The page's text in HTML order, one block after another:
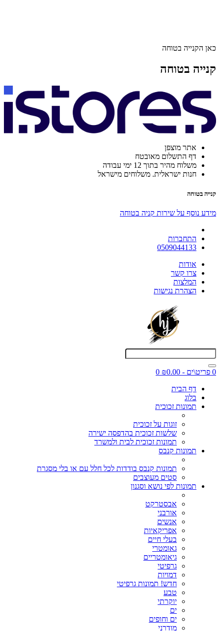
כאן הקנייה בטוחה
קנייה בטוחה
אתר מוצפן
דף התשלום מאובטח
משלוח מהיר בתוך 12 ימי עבודה
חנות ישראלית. משלוחים מישראל
קנייה בטוחה
מידע נוסף על שירות קניה בטוחה
התחברות
0509044133
אודות
צרו קשר
המלצות
הצהרת נגישות
0 פריט\ים - ₪0.00
0
דף הבית
בלוג
תמונות זכוכית
זוגות על זכוכית
שלשות זכוכית בהדפסה ישירה
תמונות זכוכית לבית ולמשרד
תמונות קנבס
תמונות קנבס בודדות לכל חלל עם או בלי מסגרת
סטים מעוצבים
תמונות לפי נושא וסגנון
אבסטרקט
אורבני
אנשים
אפריקאיות
בעלי חיים
גאומטרי
גיאומטריים
גרפיטי
דמויות
חדש! תמונות גרפיטי
טבע
יוקרתי
ים
ים וחופים
מודרני